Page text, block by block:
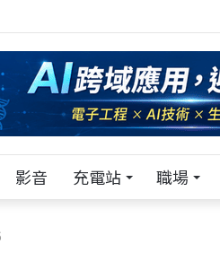
，與學弟妹交流最硬核的技術
影音 充電站 職場